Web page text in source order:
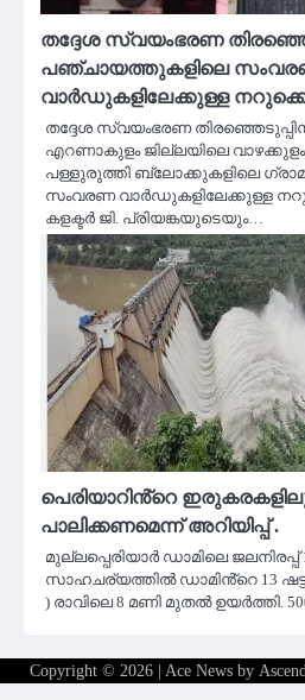
തദ്ദേശ സ്വയംഭരണ
പഞ്ചായത്തുകളിലെ
വാർഡുകളിലേക്കുള്ള
തദ്ദേശ സ്വയംഭരണ
എറണാകുളം ജില്ലയിലെ വാഴക്കുളം,
പള്ളുരുത്തി ബ്ലോക്കുകളിലെ
സംവരണ വാർഡുകളിലേക്കുള്ള
കളക്ടർ ജി. പ്രിയങ്കയുടെയും…
പെരിയാറിൻ്റെ
പാലിക്കണമെന്ന് അറിയിപ്പ് .
മുല്ലപ്പെരിയാർ ഡാമിലെ ജലനിരപ്പ്
സാഹചര്യത്തിൽ ഡാമിൻ്റെ 13
) രാവിലെ 8 മണി മുതൽ ഉയർത്തി.
Copyright © 2026 | Ace News by